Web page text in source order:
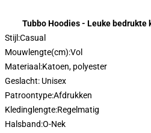
Tubbo Hoodies - Leuke
Stijl:Casual
Mouwlengte(cm):Vol
Materiaal:Katoen, polyester
Geslacht: Unisex
Patroontype:Afdrukken
Kledinglengte:Regelmatig
Halsband:O-Nek